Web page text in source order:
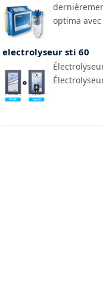
optima
electrolyseur sti 60